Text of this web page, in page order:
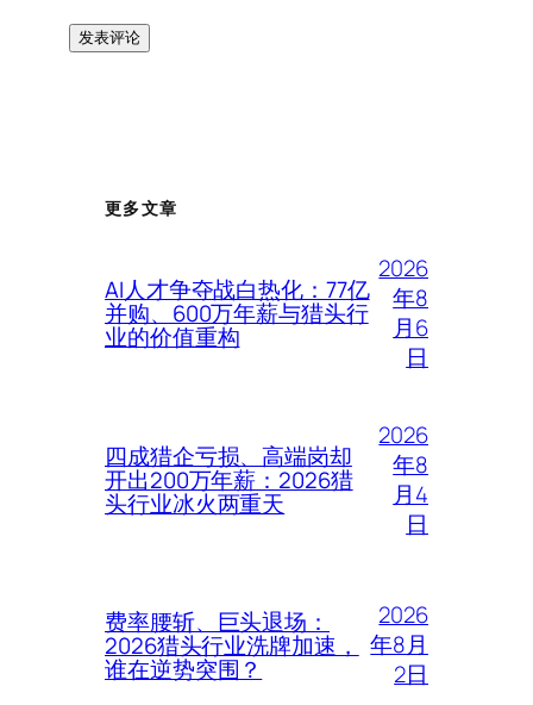
更多文章
AI人才争夺战白热化：77亿
并购、600万年薪与猎头行
业的价值重构
2026
年8
月6
日
四成猎企亏损、高端岗却
开出200万年薪：2026猎
头行业冰火两重天
2026
年8
月4
日
费率腰斩、巨头退场：
2026猎头行业洗牌加速，
谁在逆势突围？
2026
年8月
2日